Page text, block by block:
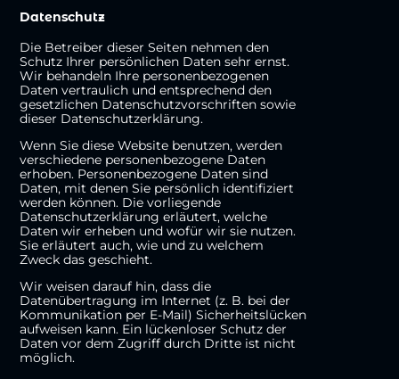
Datenschutz
Die Betreiber dieser Seiten nehmen den
Schutz Ihrer persönlichen Daten sehr ernst.
Wir behandeln Ihre personenbezogenen
Daten vertraulich und entsprechend den
gesetzlichen Datenschutzvorschriften sowie
dieser Datenschutzerklärung.
Wenn Sie diese Website benutzen, werden
verschiedene personenbezogene Daten
erhoben. Personenbezogene Daten sind
Daten, mit denen Sie persönlich identifiziert
werden können. Die vorliegende
Datenschutzerklärung erläutert, welche
Daten wir erheben und wofür wir sie nutzen.
Sie erläutert auch, wie und zu welchem
Zweck das geschieht.
Wir weisen darauf hin, dass die
Datenübertragung im Internet (z. B. bei der
Kommunikation per E-Mail) Sicherheitslücken
aufweisen kann. Ein lückenloser Schutz der
Daten vor dem Zugriff durch Dritte ist nicht
möglich.